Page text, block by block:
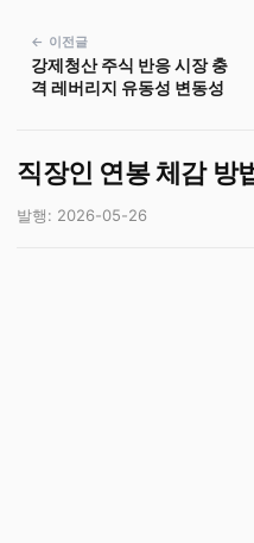
← 이전글
강제청산 주식 반응 시장 충
격 레버리지 유동성 변동성
직장인 연봉 체감 방
발행: 2026-05-26